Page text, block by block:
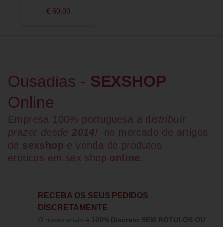
€ 60,00
Ousadias - SEXSHOP
Online
Empresa 100% portuguesa a d istribuír
prazer desde2014!
no mercado de artigos
de sexshop e venda de produtos
eróticos em sex shop online.
RECEBA OS SEUS PEDIDOS
DISCRETAMENTE
O nosso envio é 100% Discreto SEM RÓTULOS OU